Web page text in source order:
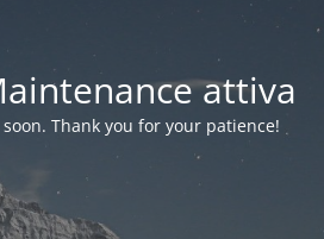
attiva
Thank you for your patience!